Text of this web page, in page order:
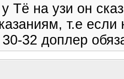
Тё на узи он
т.е если
30-32 доплер